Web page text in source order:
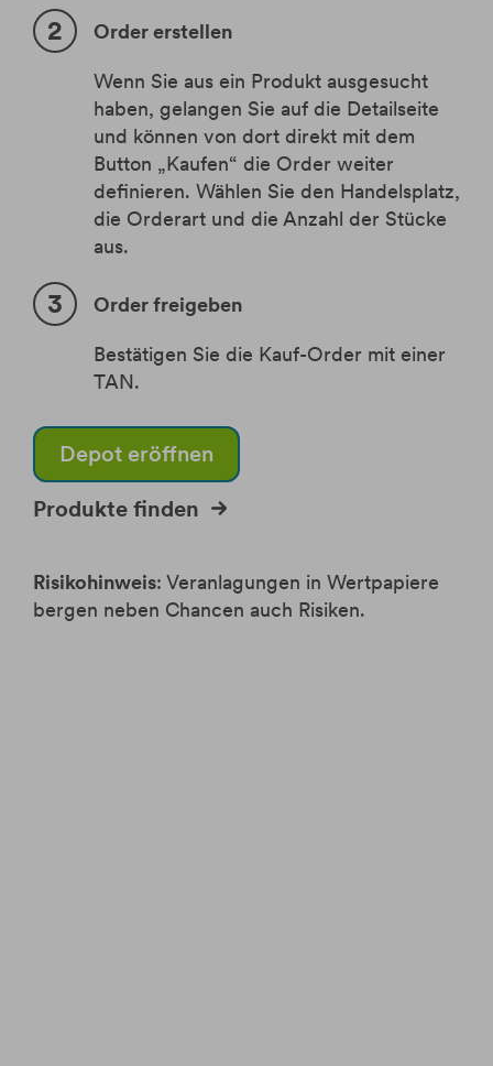
Order erstellen
Wenn Sie aus ein Produkt ausgesucht
haben, gelangen Sie auf die Detailseite
und können von dort direkt mit dem
Button „Kaufen“ die Order weiter
definieren. Wählen Sie den Handelsplatz,
die Orderart und die Anzahl der Stücke
aus.
Order freigeben
Bestätigen Sie die Kauf-Order mit einer
TAN.
Depot eröffnen
Produkte finden
Risikohinweis: Veranlagungen in Wertpapiere
bergen neben Chancen auch Risiken.